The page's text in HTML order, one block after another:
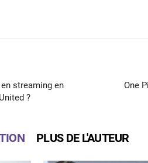
streaming en
?
One
PLUS DE L'AUTEUR